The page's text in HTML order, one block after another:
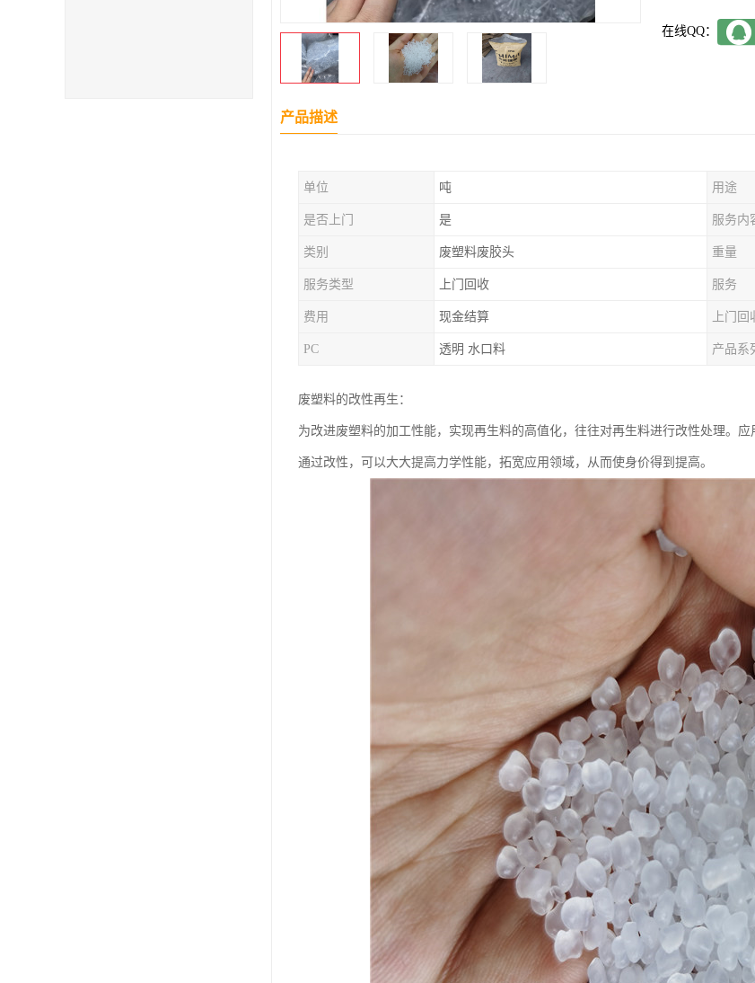
在线QQ：
产品描述
单位 吨 用途
是否上门 是 服务内
类别 废塑料废胶头 重量
服务类型 上门回收 服务
费用 现金结算 上门回
PC 透明 水口料 产品系
废塑料的改性再生：
为改进废塑料的加工性能，实现再生料的高值化，往往对再生料进行改性处理。
通过改性，可以大大提高力学性能，拓宽应用领域，从而使身价得到提高。